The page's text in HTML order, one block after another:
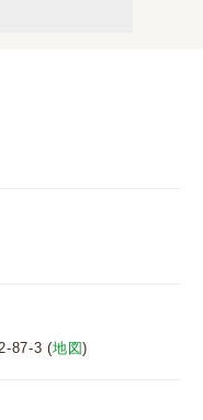
87-3 (地図)